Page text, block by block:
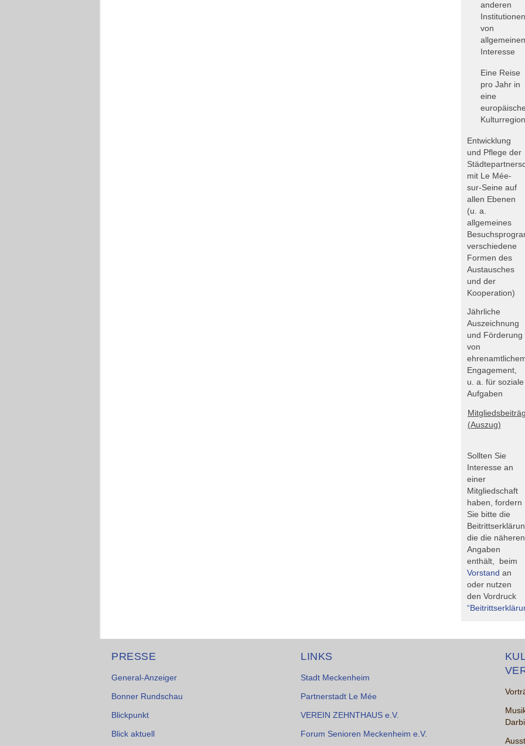
anderen
Institutionen
von
Interesse
Eine Reise
pro Jahr in
eine
europäische
Kulturregion
Entwicklung
und Pflege der
mit Le Mée-
sur-Seine auf
allen Ebenen
(u. a.
allgemeines
verschiedene
Formen des
Austausches
und der
Kooperation)
Jährliche
Auszeichnung
und Förderung
von
Engagement,
u. a. für soziale
Aufgaben
(Auszug)
Sollten Sie
Interesse an
einer
Mitgliedschaft
haben, fordern
Sie bitte die
die die näheren
Angaben
enthält, beim
Vorstand an
oder nutzen
den Vordruck
PRESSE
General-Anzeiger
Bonner Rundschau
Blickpunkt
Blick aktuell
LINKS
Stadt Meckenheim
Partnerstadt Le Mée
VEREIN ZEHNTHAUS e.V.
Forum Senioren Meckenheim e.V.